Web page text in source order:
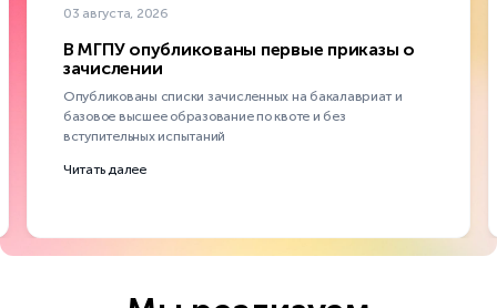
03 августа, 2026
В МГПУ опубликованы первые приказы о
зачислении
Опубликованы списки зачисленных на бакалавриат и
базовое высшее образование по квоте и без
вступительных испытаний
Читать далее